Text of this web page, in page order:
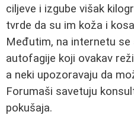
ciljeve i izgube višak
tvrde da su im koža i
Međutim, na internetu
autofagije koji ovakav
a neki upozoravaju da
Forumaši savetuju
pokušaja.